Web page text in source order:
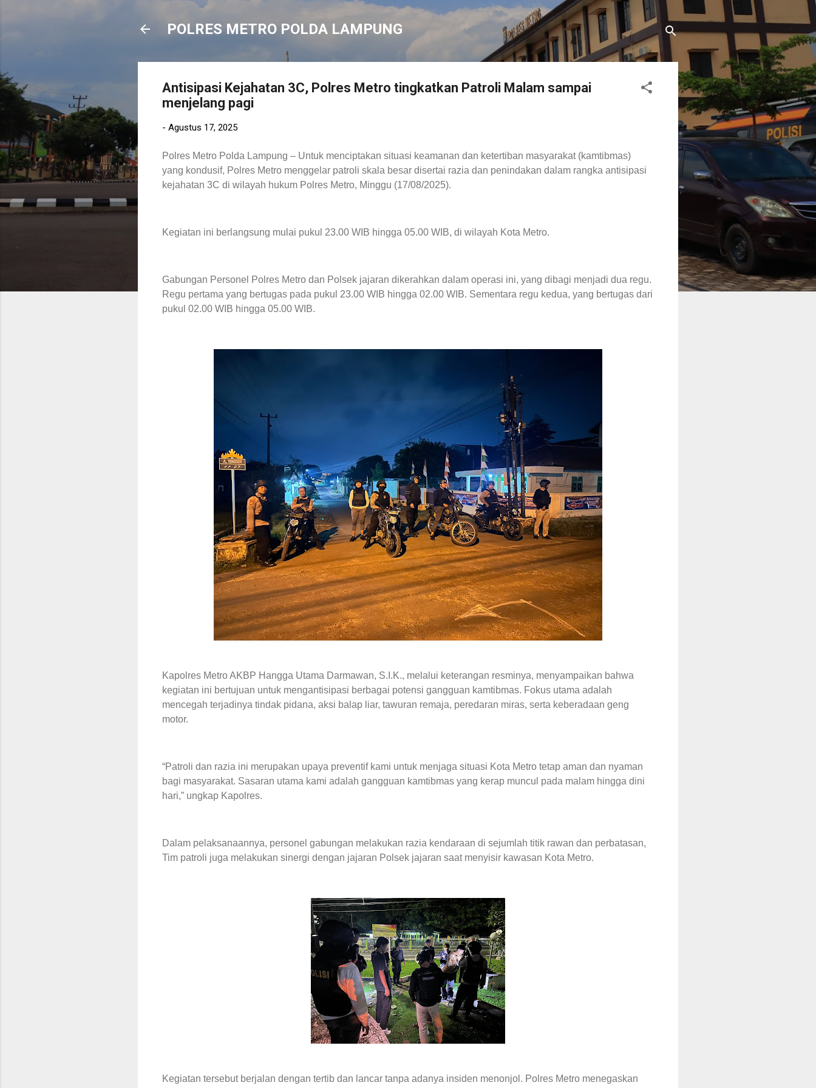
Langsung ke konten utama
POLRES METRO POLDA LAMPUNG
Antisipasi Kejahatan 3C, Polres Metro tingkatkan Patroli Malam sampai
menjelang pagi
- Agustus 17, 2025
Polres Metro Polda Lampung – Untuk menciptakan situasi keamanan dan ketertiban masyarakat (kamtibmas)
yang kondusif, Polres Metro menggelar patroli skala besar disertai razia dan penindakan dalam rangka antisipasi
kejahatan 3C di wilayah hukum Polres Metro, Minggu (17/08/2025).
Kegiatan ini berlangsung mulai pukul 23.00 WIB hingga 05.00 WIB, di wilayah Kota Metro.
Gabungan Personel Polres Metro dan Polsek jajaran dikerahkan dalam operasi ini, yang dibagi menjadi dua regu.
Regu pertama yang bertugas pada pukul 23.00 WIB hingga 02.00 WIB. Sementara regu kedua, yang bertugas dari
pukul 02.00 WIB hingga 05.00 WIB.
Kapolres Metro AKBP Hangga Utama Darmawan, S.I.K., melalui keterangan resminya, menyampaikan bahwa
kegiatan ini bertujuan untuk mengantisipasi berbagai potensi gangguan kamtibmas. Fokus utama adalah
mencegah terjadinya tindak pidana, aksi balap liar, tawuran remaja, peredaran miras, serta keberadaan geng
motor.
“Patroli dan razia ini merupakan upaya preventif kami untuk menjaga situasi Kota Metro tetap aman dan nyaman
bagi masyarakat. Sasaran utama kami adalah gangguan kamtibmas yang kerap muncul pada malam hingga dini
hari,” ungkap Kapolres.
Dalam pelaksanaannya, personel gabungan melakukan razia kendaraan di sejumlah titik rawan dan perbatasan,
Tim patroli juga melakukan sinergi dengan jajaran Polsek jajaran saat menyisir kawasan Kota Metro.
Kegiatan tersebut berjalan dengan tertib dan lancar tanpa adanya insiden menonjol. Polres Metro menegaskan